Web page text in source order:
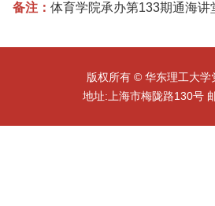
备注： 体育学院承办第133期通海讲
版权所有 © 华东理工大学
地址:上海市梅陇路130号